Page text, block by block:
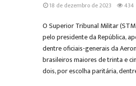
18 de dezembro de 2023 434
O Superior Tribunal Militar
pelo presidente da República,
dentre oficiais-generais da
brasileiros maiores de trinta e
dois, por escolha paritária,